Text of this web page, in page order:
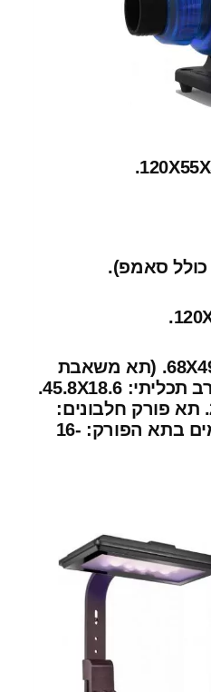
מידות הסאמפ: 68X49X39. (תא משאבת
העלאה: 31X17. תא רב תכליתי: 45.8X18.6.
תא קולונות: 28X14.5. תא פורק חלבונים:
31X28. טווח מפלס מים בתא הפורק: 16-